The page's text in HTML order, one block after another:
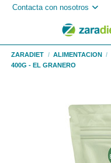
Contacta con nosotros
ZARADIET ALIMENTACION
400G - EL GRANERO